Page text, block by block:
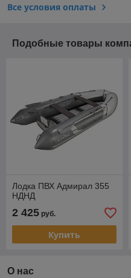
Все условия оплаты
Подобные товары
Лодка ПВХ Адмирал 355
НДНД
2 425 руб.
Купить
О нас